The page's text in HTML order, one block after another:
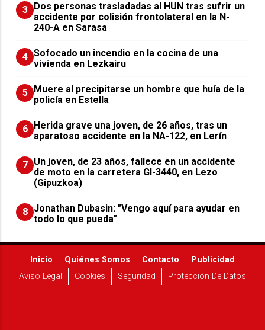
3
​Dos personas trasladadas al HUN tras sufrir un
accidente por colisión frontolateral en la N-
240-A en Sarasa
4 Sofocado un incendio en la cocina de una
vivienda en Lezkairu
5
Muere al precipitarse un hombre que huía de la
policía en Estella
6
Herida grave una joven, de 26 años, tras un
aparatoso accidente en la NA-122, en Lerín
7 Un joven, de 23 años, fallece en un accidente
de moto en la carretera GI-3440, en Lezo
(Gipuzkoa)
8 Jonathan Dubasin: "Vengo aquí para ayudar en
todo lo que pueda"
Inicio Quiénes Somos Contacto
Publicidad
Aviso Legal
Cookies Seguridad Protección De Datos